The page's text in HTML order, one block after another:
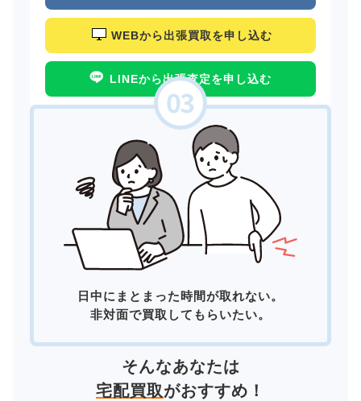
WEBから出張買取を申し込む
LINEから出張査定を申し込む
日中にまとまった時間が取れない。
非対面で買取してもらいたい。
そんなあなたは
宅配買取がおすすめ！